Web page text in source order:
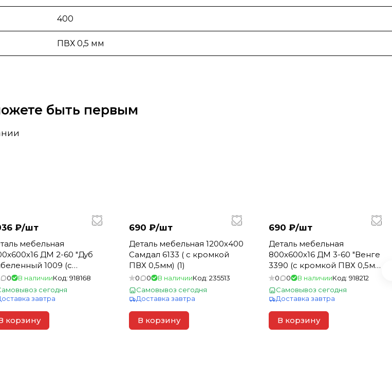
400
ПВХ 0,5 мм
быть первым
₽/шт
мебельная
ДМ 2-60 "Дуб
1009 (с
ПВХ 0,5мм) (1)
0 В наличииКод: 918168
сегодня
завтра
корзину
690 ₽/шт
Деталь мебельная 1200х400
Самдал 6133 ( с кромкой
ПВХ 0,5мм) (1)
0 0 В наличииКод: 235513
Самовывоз сегодня
Доставка завтра
В корзину
690 ₽/шт
Деталь мебельная
800х600х16 ДМ 3-60 "Венге
3390 (с кромкой ПВХ 0,5мм)
(1)0 0 В наличииКод: 918212
Самовывоз сегодня
Доставка завтра
В корзину